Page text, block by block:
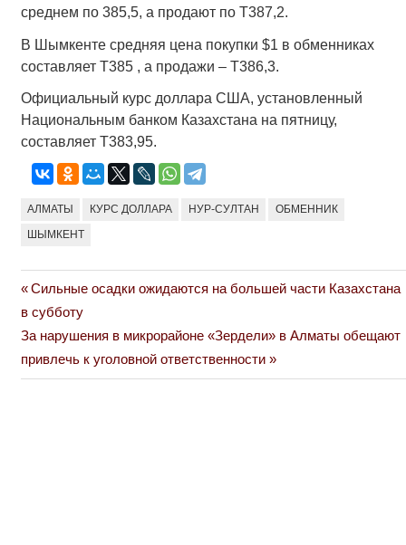
среднем по 385,5, а продают по Т387,2.
В Шымкенте средняя цена покупки $1 в обменниках
составляет Т385 , а продажи – Т386,3.
Официальный курс доллара США, установленный
Национальным банком Казахстана на пятницу,
составляет Т383,95.
АЛМАТЫ КУРС ДОЛЛАРА НУР-СУЛТАН ОБМЕННИК
ШЫМКЕНТ
Навигация
по
записям
Previous
Post:
Сильные осадки ожидаются на большей части Казахстана
в субботу
Next
Post:
За нарушения в микрорайоне «Зердели» в Алматы обещают
привлечь к уголовной ответственности